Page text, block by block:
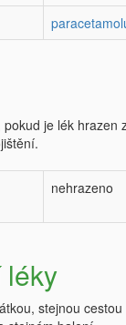
je lék hrazen
nehrazeno
léky
stejnou